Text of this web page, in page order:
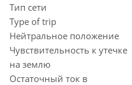
Тип сети
Type of trip
Нейтральное положение
Чувствительность к утечке
на землю
Остаточный ток в